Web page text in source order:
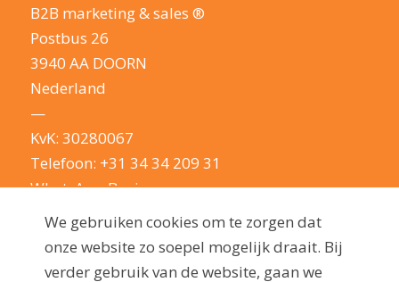
B2B marketing & sales ®
Postbus 26
3940 AA DOORN
Nederland
—
KvK: 30280067
Telefoon: +31 34 34 209 31
WhatsApp Business
E-mail:
info@dutchmarq.nl
We houden van een geintje. Maar nemen je
We gebruiken cookies om te zorgen dat
onze website zo soepel mogelijk draait. Bij
verder gebruik van de website, gaan we